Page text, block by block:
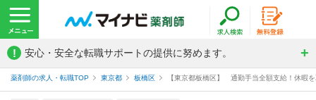
! 安心・安全な転職サポートの提供に努めます。
薬剤師の求人・転職TOP 東京都 板橋区 【東京都板橋区】 通勤手当全額支給！休暇